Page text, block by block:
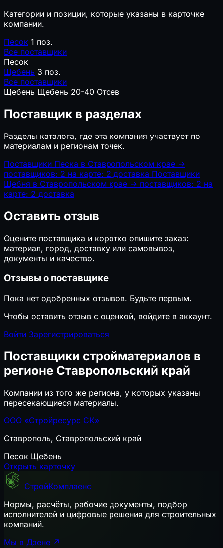
Категории и позиции, которые указаны в карточке
компании.
Песок 1 поз.
Все поставщики
Песок
Щебень 3 поз.
Все поставщики
Щебень Щебень 20-40 Отсев
Поставщик в разделах
Разделы каталога, где эта компания участвует по
материалам и регионам точек.
Поставщики Песка в Ставропольском крае →
поставщиков: 2 на карте: 2 доставка Поставщики
Щебня в Ставропольском крае → поставщиков: 2 на
карте: 2 доставка
Оставить отзыв
Оцените поставщика и коротко опишите заказ:
материал, город, доставку или самовывоз,
документы и качество.
Отзывы о поставщике
Пока нет одобренных отзывов. Будьте первым.
Чтобы оставить отзыв с оценкой, войдите в аккаунт.
Войти Зарегистрироваться
Поставщики стройматериалов в
регионе Ставропольский край
Компании из того же региона, у которых указаны
пересекающиеся материалы.
ООО «Стройресурс СК»
Ставрополь, Ставропольский край
Песок Щебень
Открыть карточку
СтройКомплаенс
Нормы, расчёты, рабочие документы, подбор
исполнителей и цифровые решения для строительных
компаний.
Мы в Дзене ↗